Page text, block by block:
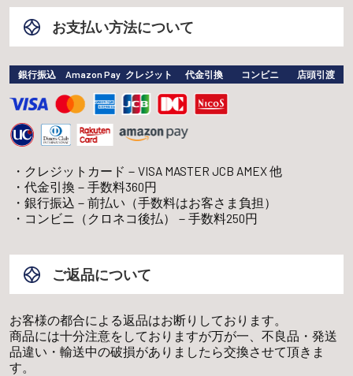
お支払い方法について
銀行振込 Amazon Pay クレジット 代金引換 コンビニ 店頭引渡
クレジットカード－VISA MASTER JCB AMEX 他
代金引換－手数料360円
銀行振込－前払い（手数料はお客さま負担）
コンビニ（クロネコ後払）－手数料250円
ご返品について
お客様の都合による返品はお断りしております。
商品には十分注意をしておりますが万が一、不良品・発送
品違い・輸送中の破損がありましたら交換させて頂きま
す。